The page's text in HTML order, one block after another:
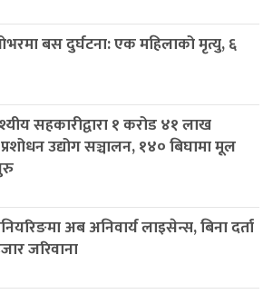
बस दुर्घटना: एक महिलाको मृत्यु, ६
सहकारीद्वारा १ करोड ४१ लाख
उद्योग सञ्चालन, १४० बिघामा मूल
अब अनिवार्य लाइसेन्स, बिना दर्ता
जरिवाना